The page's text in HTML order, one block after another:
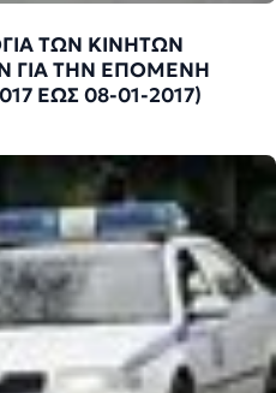
ΤΩΝ ΚΙΝΗΤΩΝ
ΓΙΑ ΤΗΝ ΕΠΟΜΕΝΗ
ΕΩΣ 08-01-2017)